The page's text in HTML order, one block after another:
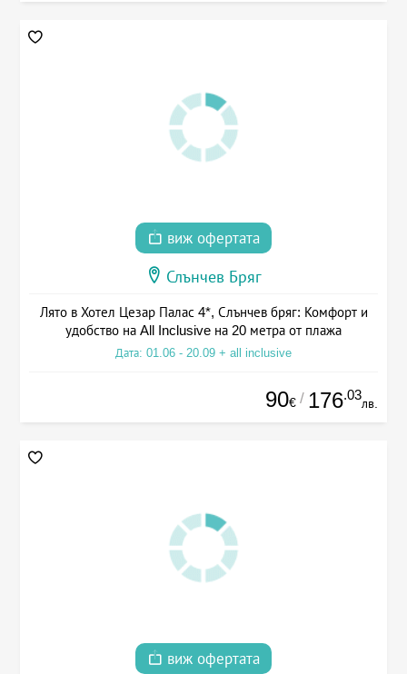
виж офертата
Слънчев Бряг
Лято в Хотел Цезар Палас 4*, Слънчев бряг: Комфорт и
удобство на All Inclusive на 20 метра от плажа
Дата: 01.06 - 20.09 + all inclusive
90€ / 176.03
лв.
виж офертата